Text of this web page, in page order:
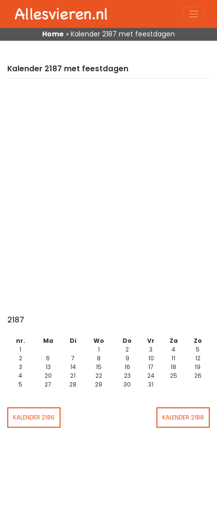
content
Home » Kalender 2187 met feestdagen
Kalender 2187 met feestdagen
2187
nr. Ma Di Wo Do Vr Za
Zo
1
1 2 3 4
5
2
6 7 8 9 10 11
12
3
13 14 15 16 17 18
19
4
20 21 22 23 24 25
26
5
27 28 29 30 31
KALENDER 2186 KALENDER 2188